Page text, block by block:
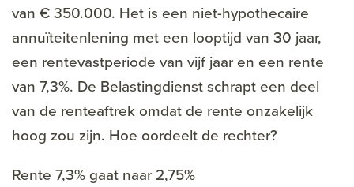
van € 350.000. Het is een niet-hypothecaire
annuïteitenlening met een looptijd van 30 jaar,
een rentevastperiode van vijf jaar en een rente
van 7,3%. De Belastingdienst schrapt een deel
van de renteaftrek omdat de rente onzakelijk
hoog zou zijn. Hoe oordeelt de rechter?
Rente 7,3% gaat naar 2,75%